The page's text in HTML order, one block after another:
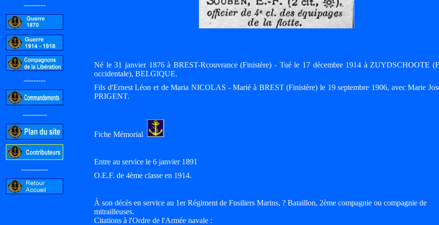
---------
---------
----------
-----------
Né le 31 janvier 1876 à BREST-Rcouvrance (Finistère) - Tué le 17 décembre 1914 à ZUYDSCHOOTE
occidentale), BELGIQUE.
Fils d'Ernest Léon et de Maria NICOLAS - Marié à BREST (Finistère) le 19 septembre 1906, avec Marie
PRIGENT.
Fiche Mémorial
Entre au service le 6 janvier 1891
O.E.F. de 4ème classe en 1914.
À son décès en service au 1er Régiment de Fusiliers Marins, ? Bataillon, 2ème compagnie ou compagnie de
mitrailleuses.
Citations à l'Ordre de l'Armée navale :